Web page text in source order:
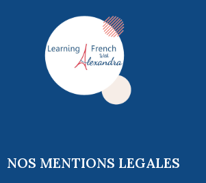
NOS MENTIONS LEGALES